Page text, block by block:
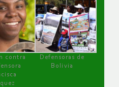
contra
Defensoras de
Bolivia